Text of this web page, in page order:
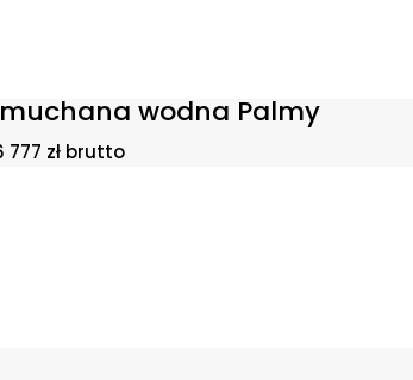
wodna Palmy
777 zł brutto